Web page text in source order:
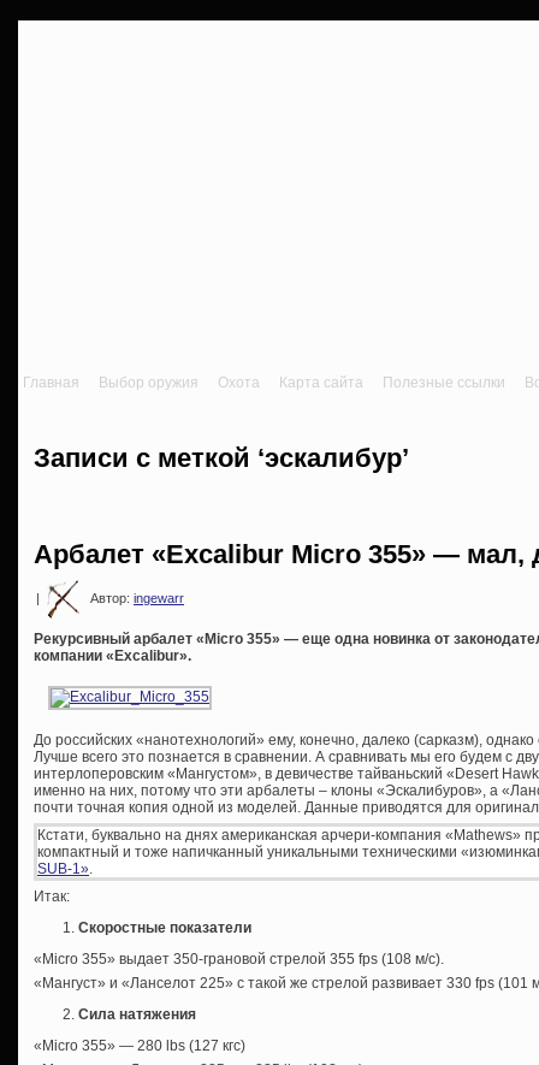
Главная Выбор оружия Охота Карта сайта Полезные ссылки
Записи с меткой ‘эскалибур’
Арбалет «Excalibur Micro 355» — мал,
| Автор: ingewarr
Рекурсивный арбалет «Micro 355» — еще одна новинка от
компании «Excalibur».
До российских «нанотехнологий» ему, конечно, далеко (сарказм),
Лучше всего это познается в сравнении. А сравнивать мы его будем с
интерлоперовским «Мангустом», в девичестве тайваньский «Desert
именно на них, потому что эти арбалеты – клоны «Эскалибуров», а
почти точная копия одной из моделей. Данные приводятся для
Кстати, буквально на днях американская арчери-компания «Mathews»
компактный и тоже напичканный уникальными техническими
SUB-1».
Итак:
Скоростные показатели
«Micro 355» выдает 350-грановой стрелой 355 fps (108 м/с).
«Мангуст» и «Ланселот 225» с такой же стрелой развивает 330 fps (101
Сила натяжения
«Micro 355» — 280 lbs (127 кгс)